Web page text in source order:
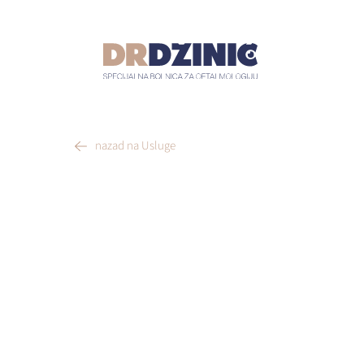
nazad na Usluge